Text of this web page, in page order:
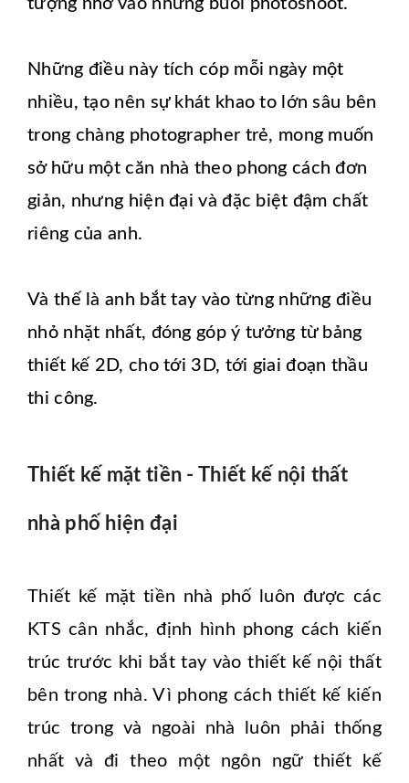
Những điều này tích cóp mỗi ngày một
nhiều, tạo nên sự khát khao to lớn sâu bên
trong chàng photographer trẻ, mong muốn
sở hữu một căn nhà theo phong cách đơn
giản, nhưng hiện đại và đặc biệt đậm chất
riêng của anh.
Và thế là anh bắt tay vào từng những điều
nhỏ nhặt nhất, đóng góp ý tưởng từ bảng
thiết kế 2D, cho tới 3D, tới giai đoạn thầu
thi công.
Thiết kế mặt tiền - Thiết kế nội thất
nhà phố hiện đại
Thiết kế mặt tiền nhà phố luôn được các
KTS cân nhắc, định hình phong cách kiến
trúc trước khi bắt tay vào thiết kế nội thất
bên trong nhà. Vì phong cách thiết kế kiến
trúc trong và ngoài nhà luôn phải thống
nhất và đi theo một ngôn ngữ thiết kế